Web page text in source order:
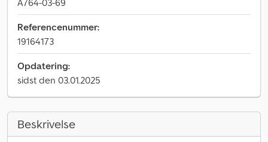
A764-03-69
Referencenummer:
19164173
Opdatering:
sidst den 03.01.2025
Beskrivelse